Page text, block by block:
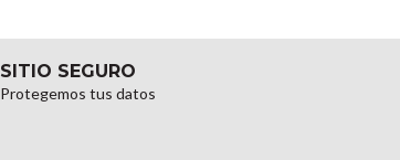
SITIO SEGURO
Protegemos tus datos